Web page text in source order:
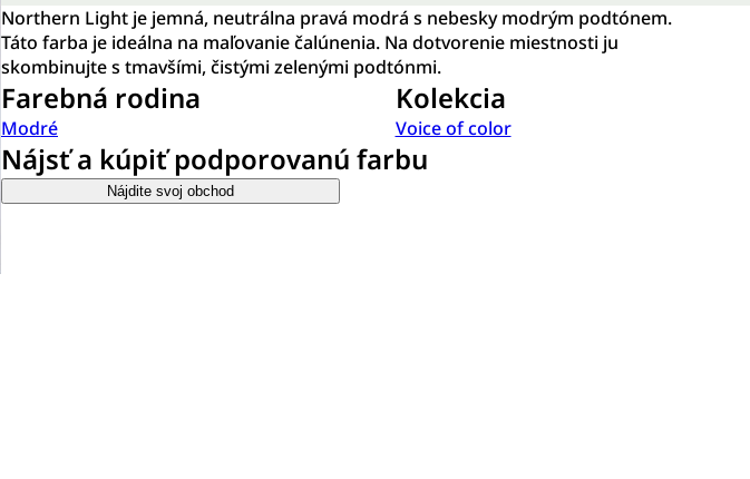
Northern Light je jemná, neutrálna pravá modrá s nebesky modrým podtónem.
Táto farba je ideálna na maľovanie čalúnenia. Na dotvorenie miestnosti ju
skombinujte s tmavšími, čistými zelenými podtónmi.
Farebná rodina
Modré
Kolekcia
Voice of color
Nájsť a kúpiť podporovanú farbu
Nájdite svoj obchod